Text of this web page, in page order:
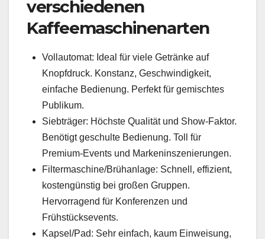
verschiedenen
Kaffeemaschinenarten
Vollautomat: Ideal für viele Getränke auf
Knopfdruck. Konstanz, Geschwindigkeit,
einfache Bedienung. Perfekt für gemischtes
Publikum.
Siebträger: Höchste Qualität und Show-Faktor.
Benötigt geschulte Bedienung. Toll für
Premium-Events und Markeninszenierungen.
Filtermaschine/Brühanlage: Schnell, effizient,
kostengünstig bei großen Gruppen.
Hervorragend für Konferenzen und
Frühstücksevents.
Kapsel/Pad: Sehr einfach, kaum Einweisung,